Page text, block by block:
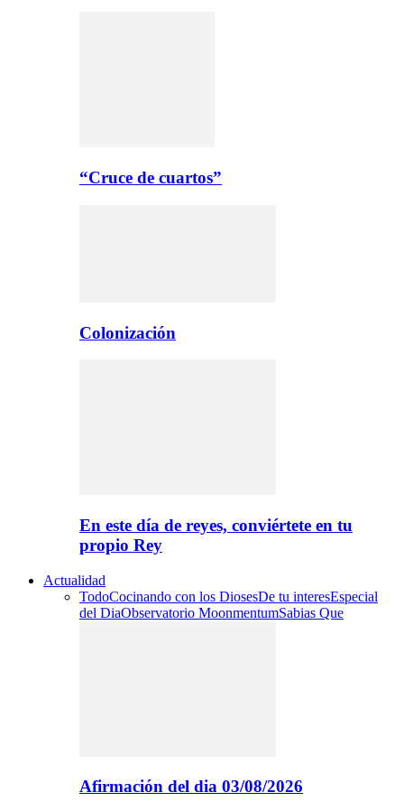
“Cruce de cuartos”
Colonización
En este día de reyes, conviértete en tu
propio Rey
Actualidad
TodoCocinando con los DiosesDe tu interesEspecial
del DiaObservatorio MoonmentumSabias Que
Afirmación del dia 03/08/2026